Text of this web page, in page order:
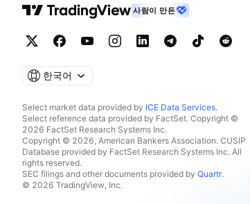
사람이 만든
한국어
Select market data provided by ICE Data Services.
Select reference data provided by FactSet. Copyright ©
2026 FactSet Research Systems Inc.
Copyright © 2026, American Bankers Association. CUSIP
Database provided by FactSet Research Systems Inc. All
rights reserved.
SEC filings and other documents provided by Quartr.
© 2026 TradingView, Inc.